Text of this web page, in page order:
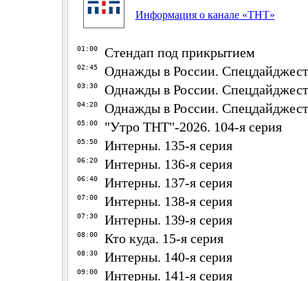
Информация о канале «ТНТ»
01:00 Стендап под прикрытием
02:45 Однажды в России.
03:30 Однажды в России.
04:20 Однажды в России.
05:00 "Утро ТНТ"-2026. 104-я серия
05:50 Интерны. 135-я серия
06:20 Интерны. 136-я серия
06:40 Интерны. 137-я серия
07:00 Интерны. 138-я серия
07:30 Интерны. 139-я серия
08:00 Кто куда. 15-я серия
08:30 Интерны. 140-я серия
09:00 Интерны. 141-я серия